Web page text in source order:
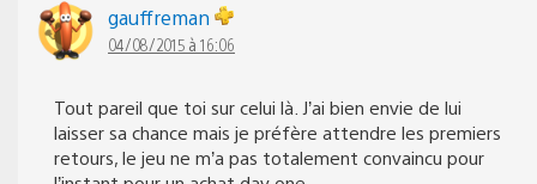
gauffreman
04/08/2015 à 16:06
Tout pareil que toi sur celui là. J’ai bien envie de lui
laisser sa chance mais je préfère attendre les premiers
retours, le jeu ne m’a pas totalement convaincu pour